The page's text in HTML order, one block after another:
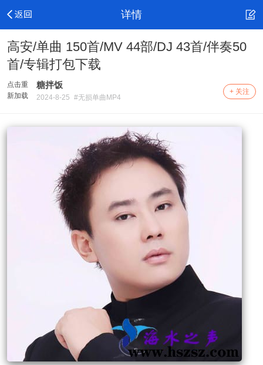
详情
高安/单曲 150首/MV 44部/DJ 43首/伴奏50
首/专辑打包下载
点击重
新加载
糖拌饭
2024-8-25 #无损单曲MP4
+ 关注